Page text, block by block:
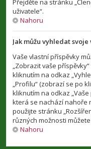
Přejděte na stránku
uživatele“.
Nahoru
Jak můžu vyhledat
Vaše vlastní příspěvky
„Zobrazit vaše
kliknutím na odkaz
„Profilu“ (zobrazí se po
kliknutím na odkaz „Vaše
která se nachází nahoře
použijte stránku
různých možnosti
Nahoru